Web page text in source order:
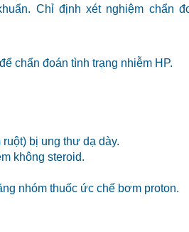
Chỉ định xét nghiệm chẩn
chẩn đoán tình trạng nhiễm HP.
bị ung thư dạ dày.
không steroid.
nhóm thuốc ức chế bơm proton.